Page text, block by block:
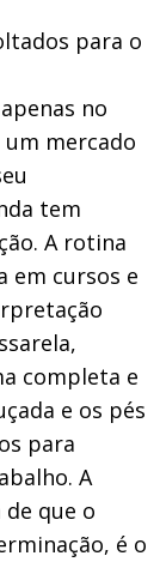
para o
no
mercado
tem
A rotina
em cursos e
completa e
e os pés
para
A
que o
é o